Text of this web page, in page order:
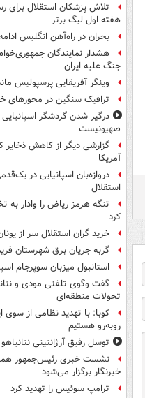
تلاش پزشکان استقلال برای
هفته اول لیگ برتر
بحران در راه‌آهن انگلیس
هشدار نمایندگان
جنگ علیه ایران
وینگر آفریقایی پرسپولیس
ترافیک سنگین در محورهای
درگیر شدن گردشگر
صهیونیست
گزارشی دیگر از کاهش
آمریکا
دروازه‌بان اسپانیایی در
استقلال
تنگه هرمز ریاض را وادار
کرد
خرید گران استقلال سر از
گربه جریان برق شهرستان
استانبول میزبان سوپرجام
گفت وگوی تلفنی مودی و
تحولات منطقه‌ای
کوبا: با تهدید نظامی از سوی
روبه‌رو هستیم
توسل رفیق آرژانتینی
نشست خبری رئیس‌جمهور
خبرنگار برگزار می‌شود
ترامپ سوئیس را تهدید کرد